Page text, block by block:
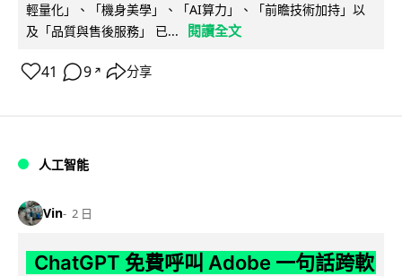
輕量化」、「機身美學」、「AI算力」、「前瞻技術加持」以
及「品質與售後服務」 已...
閱讀全文
41 9 ↗ 分享
人工智能
Vin 2 日
ChatGPT 免費呼叫 Adobe 一句話跨軟